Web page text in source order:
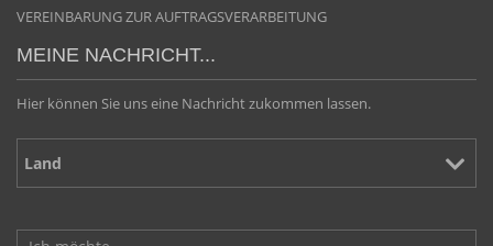
VEREINBARUNG ZUR AUFTRAGSVERARBEITUNG
MEINE NACHRICHT...
Hier können Sie uns eine Nachricht zukommen lassen.